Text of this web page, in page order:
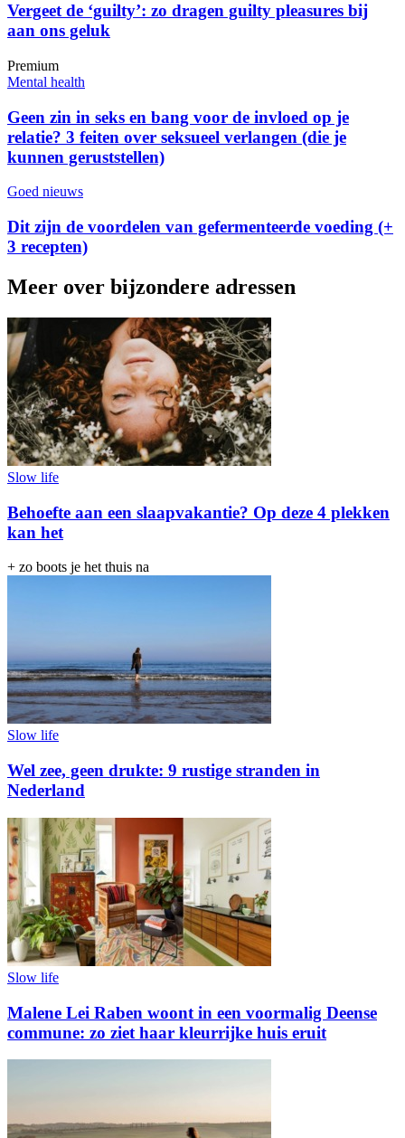
Vergeet de ‘guilty’: zo dragen guilty pleasures bij
aan ons geluk
Premium
Mental health
Geen zin in seks en bang voor de invloed op je
relatie? 3 feiten over seksueel verlangen (die je
kunnen geruststellen)
Goed nieuws
Dit zijn de voordelen van gefermenteerde voeding (+
3 recepten)
Meer over bijzondere adressen
Slow life
Behoefte aan een slaapvakantie? Op deze 4 plekken
kan het
+ zo boots je het thuis na
Slow life
Wel zee, geen drukte: 9 rustige stranden in
Nederland
Slow life
Malene Lei Raben woont in een voormalig Deense
commune: zo ziet haar kleurrijke huis eruit